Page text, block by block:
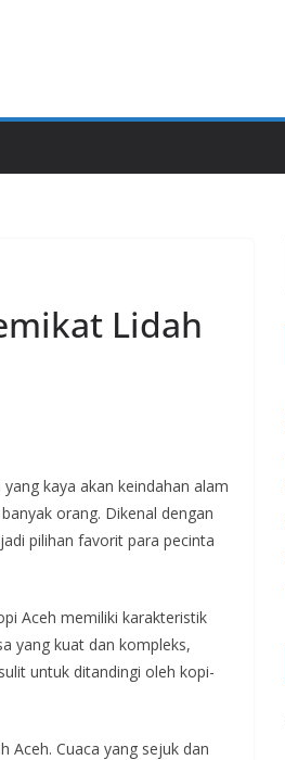
Lidah
kaya akan keindahan alam
orang. Dikenal dengan
pilihan favorit para pecinta
Aceh memiliki karakteristik
yang kuat dan kompleks,
untuk ditandingi oleh kopi-
Aceh. Cuaca yang sejuk dan